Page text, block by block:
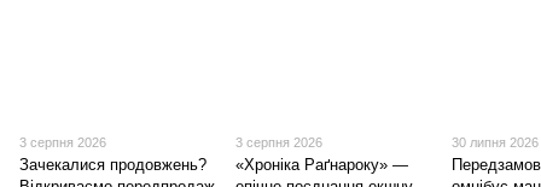
3 серпня 2026
Зачекалися продовжень?
3 серпня 2026
«Хроніка Раґнароку» —
30 липня 2026